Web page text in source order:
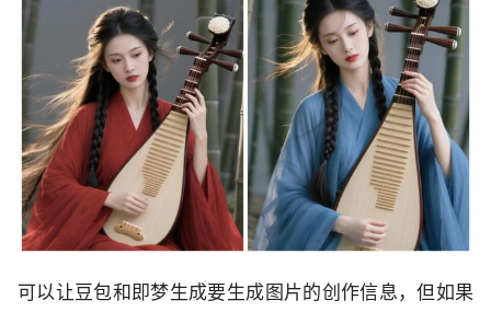
可以让豆包和即梦生成要生成图片的创作信息，但如果